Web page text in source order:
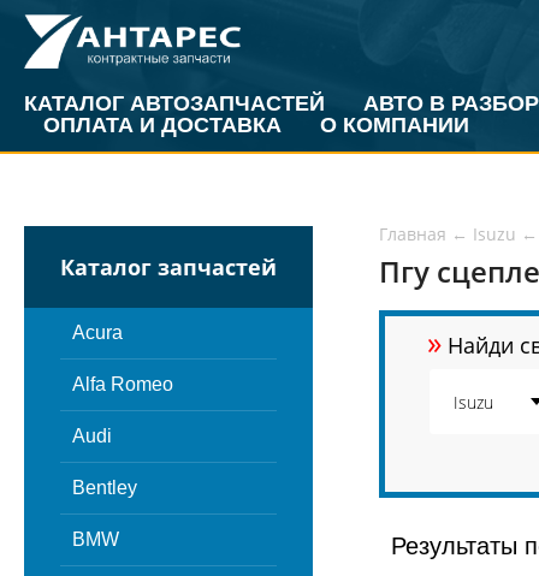
КАТАЛОГ АВТОЗАПЧАСТЕЙ
АВТО В РАЗБОР
ОПЛАТА И ДОСТАВКА
О КОМПАНИИ
Каталог запчастей
Acura
Alfa Romeo
Audi
Bentley
BMW
Главная ← Isuzu ←
Пгу
» Найди
Результаты